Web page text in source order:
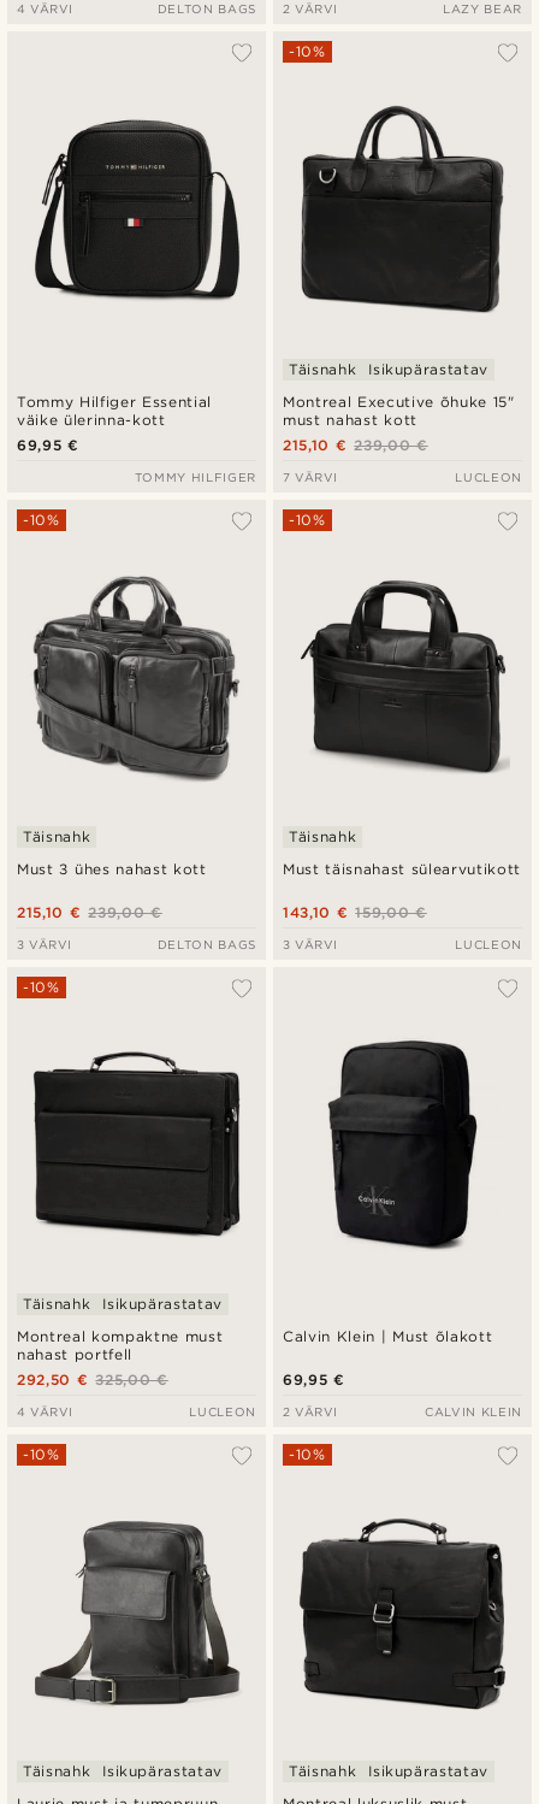
4 VÄRVI DELTON BAGS 2 VÄRVI LAZY BEAR
Tommy Hilfiger Essential
väike ülerinna-kott
69,95 €
TOMMY HILFIGER
Montreal Executive õhuke 15"
must nahast kott
-10%
Täisnahk Isikupärastatav
239,00 €
215,10 €
7 VÄRVI LUCLEON
Must 3 ühes nahast kott
-10%
Täisnahk
239,00 €
215,10 €
3 VÄRVI DELTON BAGS
Must täisnahast sülearvutikott
-10%
Täisnahk
159,00 €
143,10 €
3 VÄRVI LUCLEON
Montreal kompaktne must
nahast portfell
-10%
Täisnahk Isikupärastatav
325,00 €
292,50 €
4 VÄRVI LUCLEON
Calvin Klein | Must õlakott
69,95 €
2 VÄRVI CALVIN KLEIN
-10%
Täisnahk
Isikupärastatav
-10%
Täisnahk Isikupärastatav